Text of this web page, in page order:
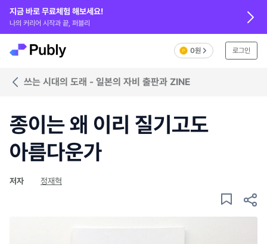
지금 바로 무료체험 해보세요!
나의 커리어 시작과 끝, 퍼블리
0원 로그인
쓰는 시대의 도래 - 일본의 자비 출판과 ZINE
종이는 왜 이리 질기고도
아름다운가
저자 정재혁